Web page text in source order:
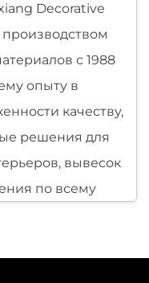
Decorative
производством
с 1988
опыту в
качеству,
решения для
вывесок
по всему